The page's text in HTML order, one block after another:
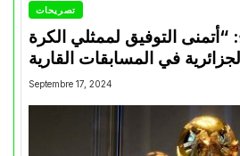
تصريحات
التوفيق لممثلي الكرة
Septembre 17, 2024